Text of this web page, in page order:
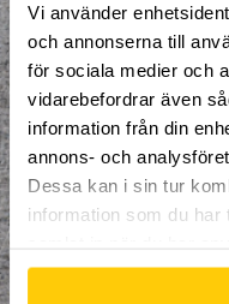
Vi använder
och annonserna till
för sociala medier och
vidarebefordrar även
information från din
annons- och
Dessa kan i sin tur
information som du har
Multisport
Mässa
NPF-Träning
Parkour
Påsk på Dome
Påsklovsläger